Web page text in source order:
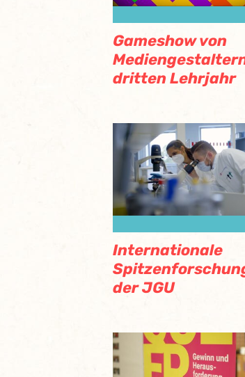
Gameshow von
dritten Lehrjahr
Internationale
der JGU